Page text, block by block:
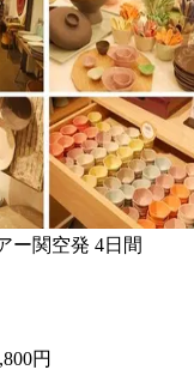
ー関空発 4日間
円